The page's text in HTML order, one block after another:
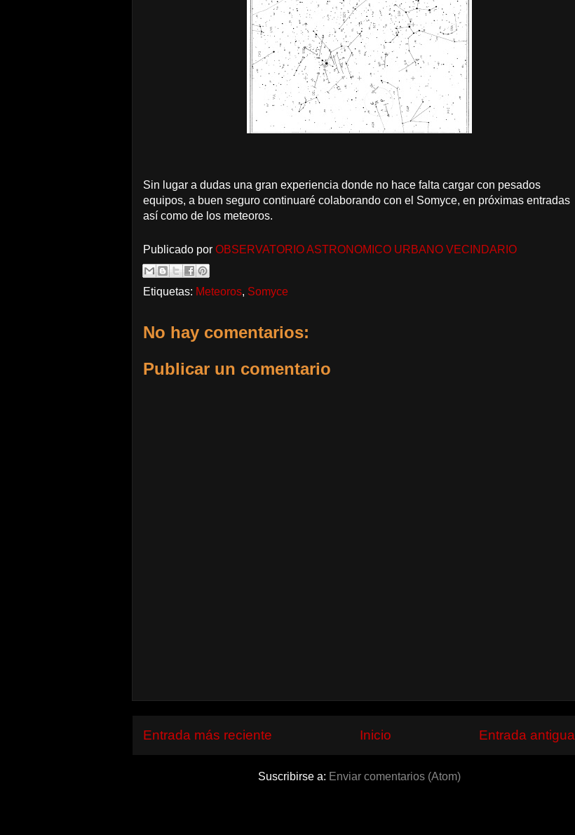
Sin lugar a dudas una gran experiencia donde no hace falta cargar con pesados
equipos, a buen seguro continuaré colaborando con el Somyce, en próximas entradas
así como de los meteoros.
Publicado por OBSERVATORIO ASTRONOMICO URBANO VECINDARIO
Etiquetas: Meteoros, Somyce
No hay comentarios:
Publicar un comentario
Entrada más reciente Entrada antigua
Inicio
Suscribirse a: Enviar comentarios (Atom)